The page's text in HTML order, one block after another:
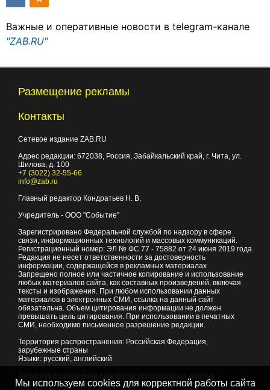
Важные и оперативные новости в telegram-канале
"ZAB.RU"
Размещение рекламы
Контакты
Сетевое издание ZAB.RU
Адрес редакции: 672038, Россия, Забайкальский край, г. Чита, ул.
Шилова, д. 100
+7 (3022) 32-55-66
info@zab.ru
Главный редактор Кондратьев Н. В.
Учредитель - ООО "Событие"
Зарегистрировано Федеральной службой по надзору в сфере
связи, информационных технологий и массовых коммуникаций.
Регистрационный номер: ЭЛ № ФС 77 - 75882 от 24 июня 2019 года
Редакция не несет ответственности за достоверность
информации, содержащейся в рекламных материалах
Запрещено полное или частичное копирование и использование
любых материалов сайта, как составных произведений, включая
тексты и изображения. При любом использовании данных
материалов в электронных СМИ, ссылка на данный сайт
обязательна. Объем цитирования информации не должен
превышать цель цитирования. При использовании в печатных
СМИ, необходимо письменное разрешение редакции.
Территория распространения: Российская Федерация,
зарубежные страны
Языки: русский, английский
Мы используем cookies для корректной работы сайта